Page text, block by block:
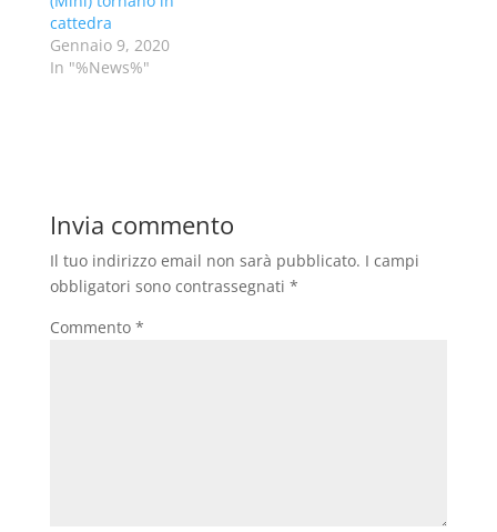
cattedra
Gennaio 9, 2020
In "%News%"
Invia commento
Il tuo indirizzo email non sarà pubblicato. I campi
obbligatori sono contrassegnati *
Commento *